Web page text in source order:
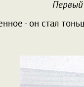
Первый
- он стал